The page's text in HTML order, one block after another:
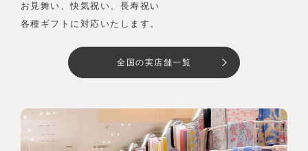
お見舞い、快気祝い、長寿祝い
各種ギフトに対応いたします。
全国の実店舗一覧